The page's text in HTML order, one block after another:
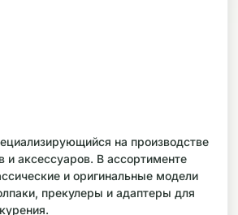
на производстве
и аксессуаров. В ассортименте
и оригинальные модели
прекулеры и адаптеры для